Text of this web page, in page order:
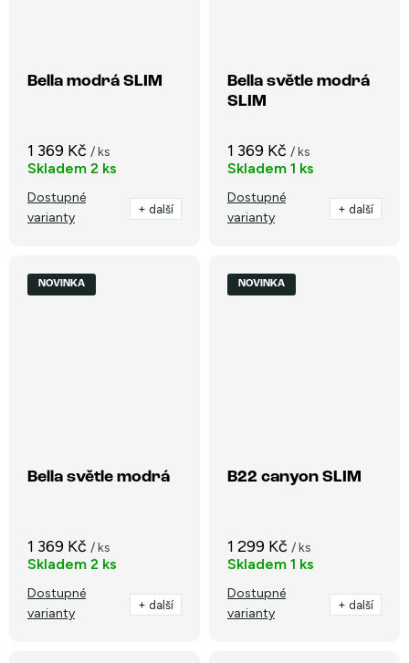
Bella modrá SLIM
1 369 Kč / ks
Skladem 2 ks
Dostupné
varianty
+ další
Bella světle modrá
SLIM
1 369 Kč / ks
Skladem 1 ks
Dostupné
varianty
+ další
NOVINKA
Bella světle modrá
1 369 Kč / ks
Skladem 2 ks
Dostupné
varianty
+ další
NOVINKA
B22 canyon SLIM
1 299 Kč / ks
Skladem 1 ks
Dostupné
varianty
+ další